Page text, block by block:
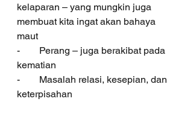
kelaparan – yang mungkin juga
membuat kita ingat akan bahaya
maut
-        Perang – juga berakibat pada
kematian
-        Masalah relasi, kesepian, dan
keterpisahan